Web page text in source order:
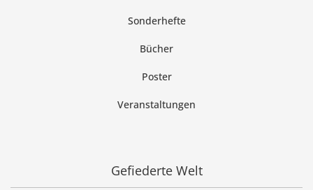
Sonderhefte
Bücher
Poster
Veranstaltungen
Gefiederte Welt